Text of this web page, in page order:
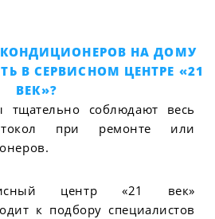
НА ДОМУ
В СЕРВИСНОМ ЦЕНТРЕ «21
ВЕК»?
тщательно соблюдают весь
при ремонте или
центр «21 век»
к подбору специалистов